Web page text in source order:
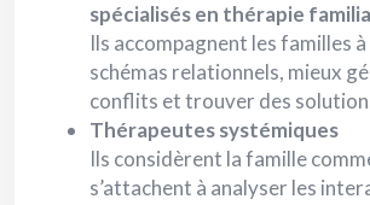
spécialisés en thérapie
Ils accompagnent les familles
schémas relationnels, mieux
conflits et trouver des
Thérapeutes systémiques
Ils considèrent la famille
s’attachent à analyser les